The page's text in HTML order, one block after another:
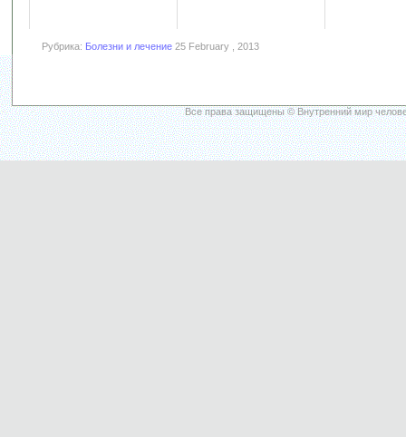
Рубрика: Болезни и лечение 25 February , 2013
Все права защищены © Внутренний мир